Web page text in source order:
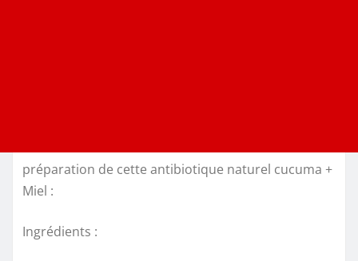
préparation de cette antibiotique naturel cucuma +
Miel :
Ingrédients :